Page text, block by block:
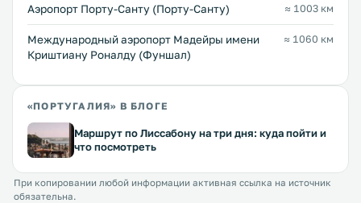
Аэропорт Порту-Санту (Порту-Санту) ≈ 1003 км
Международный аэропорт Мадейры имени
Криштиану Роналду (Фуншал)
≈ 1060 км
«ПОРТУГАЛИЯ» В БЛОГЕ
Маршрут по Лиссабону на три дня: куда пойти и
что посмотреть
При копировании любой информации активная ссылка на источник
обязательна.